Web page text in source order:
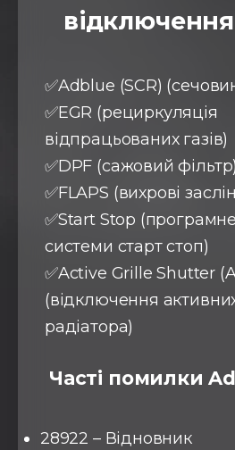
✅Adblue (SCR)
✅EGR (рециркуляція
відпрацьованих газів)
✅DPF (сажовий фільтр)
✅FLAPS (вихрові
✅Start Stop
системи старт стоп)
✅Active Grille Shutter
(відключення
радіатора)
Часті помилки
28922 – Відновник